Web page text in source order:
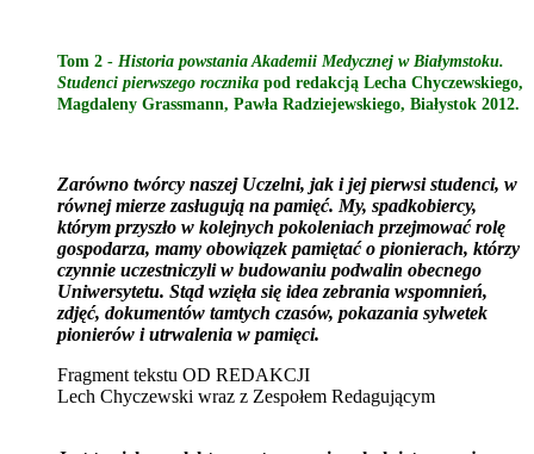
Tom 2 - Historia powstania Akademii Medycznej w Białymstoku.
Studenci pierwszego rocznika pod redakcją Lecha Chyczewskiego,
Magdaleny Grassmann, Pawła Radziejewskiego, Białystok 2012.
Zarówno twórcy naszej Uczelni, jak i jej pierwsi studenci, w
równej mierze zasługują na pamięć. My, spadkobiercy,
którym przyszło w kolejnych pokoleniach przejmować rolę
gospodarza, mamy obowiązek pamiętać o pionierach, którzy
czynnie uczestniczyli w budowaniu podwalin obecnego
Uniwersytetu. Stąd wzięła się idea zebrania wspomnień,
zdjęć, dokumentów tamtych czasów, pokazania sylwetek
pionierów i utrwalenia w pamięci.
Fragment tekstu OD REDAKCJI
Lech Chyczewski wraz z Zespołem Redagującym